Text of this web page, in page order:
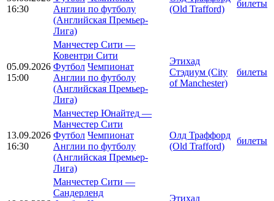
16:30
Англии по футболу
(Английская Премьер-
Лига)
(Old Trafford)
билеты
05.09.2026
15:00
Манчестер Сити —
Ковентри Сити
Футбол Чемпионат
Англии по футболу
(Английская Премьер-
Лига)
Этихад
Стэдиум (City
of Manchester)
билеты
13.09.2026
16:30
Манчестер Юнайтед —
Манчестер Сити
Футбол Чемпионат
Англии по футболу
(Английская Премьер-
Лига)
Олд Траффорд
(Old Trafford)
билеты
Манчестер Сити —
Сандерленд
Этихад